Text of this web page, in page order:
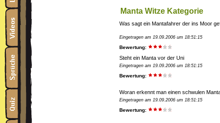
Manta Witze Kategorie
Was sagt ein Mantafahrer der ins Moor
Eingetragen am 19.09.2006 um 18:51:15
Bewertung:
Steht ein Manta vor der Uni
Eingetragen am 19.09.2006 um 18:51:15
Bewertung:
Woran erkennt man einen schwulen
Eingetragen am 19.09.2006 um 18:51:15
Bewertung: